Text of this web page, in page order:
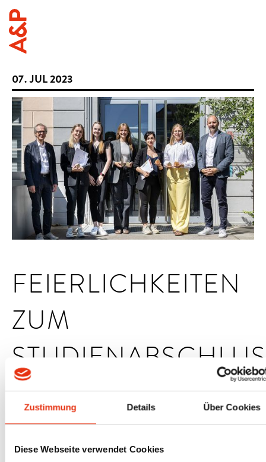
Zustimmung Details Über Cookies
Diese Webseite verwendet Cookies
07. JUL 2023
FEIERLICHKEITEN
ZUM
Jade Hochschule viel Grund zum Feiern: 65 Studierende haben